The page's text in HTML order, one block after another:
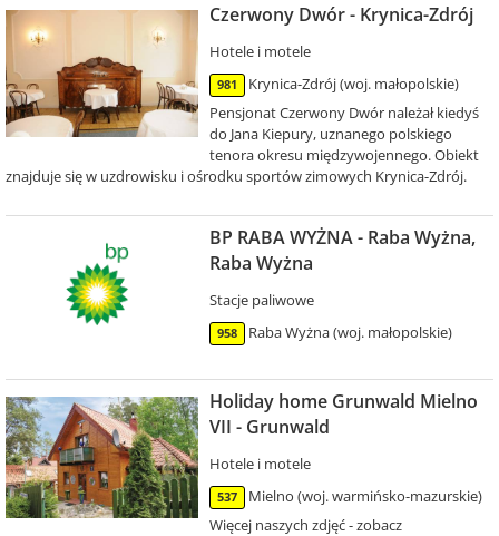
Czerwony Dwór - Krynica-Zdrój
Hotele i motele
981
Krynica-Zdrój (woj. małopolskie)
Pensjonat Czerwony Dwór należał kiedyś
do Jana Kiepury, uznanego polskiego
tenora okresu międzywojennego. Obiekt
znajduje się w uzdrowisku i ośrodku sportów zimowych Krynica-Zdrój.
BP RABA WYŻNA - Raba Wyżna,
Raba Wyżna
Stacje paliwowe
958 Raba Wyżna (woj. małopolskie)
Holiday home Grunwald Mielno
VII - Grunwald
Hotele i motele
537
Mielno (woj. warmińsko-mazurskie)
Więcej naszych zdjęć - zobacz